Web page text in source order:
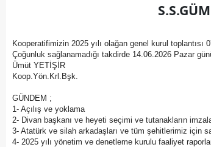
Kooperatifimizin 2025 yılı olağan genel kurul toplantısı
Çoğunluk sağlanamadığı takdirde 14.06.2026 Pazar
Ümüt YETİŞİR
Koop.Yön.Krl.Bşk.
GÜNDEM ;
1- Açılış ve yoklama
2- Divan başkanı ve heyeti seçimi ve tutanakların
3- Atatürk ve silah arkadaşları ve tüm şehitlerimiz için
4- 2025 yılı yönetim ve denetleme kurulu faaliyet